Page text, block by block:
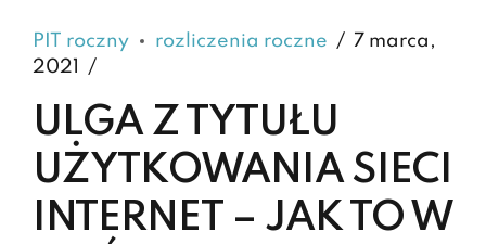
PIT roczny rozliczenia roczne
7 marca,
2021
ULGA Z TYTUŁU
UŻYTKOWANIA SIECI
INTERNET – JAK TO W